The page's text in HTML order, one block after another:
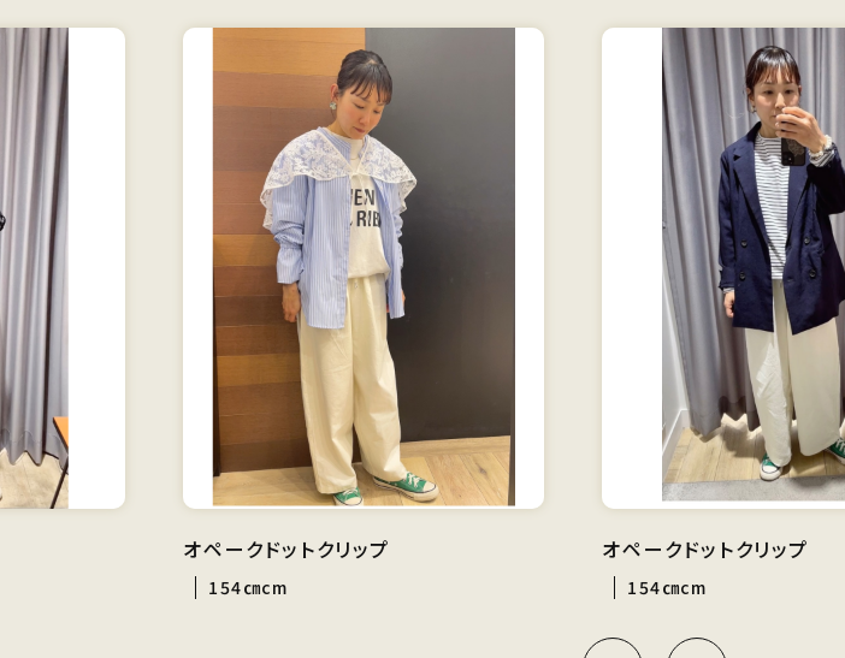
オペークドットクリップ
154㎝cm
オペークドットクリップ
154㎝cm